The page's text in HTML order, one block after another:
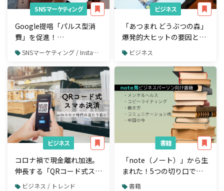
SNSマーケティング
Google提唱「パルス型消
費」を促進！
Instagram（インスタグラ
ム）「ShopNow（ショッ
プナウ）」の最新活用事例
SNSマーケティング / Instagram
ビジネス
「あつまれ どうぶつの森」
爆発的大ヒットの要因と
は？ビジネス
ビジネス
コロナ禍で現金離れ加速。
伸長する「QRコード式スマ
ホ決済」のこれから
ビジネス / トレンド
書籍
「note（ノート）」から生
まれた！5つの切り口でオ
ススメする、ビジネスパー
書籍